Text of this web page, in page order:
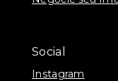
Social
Instagram